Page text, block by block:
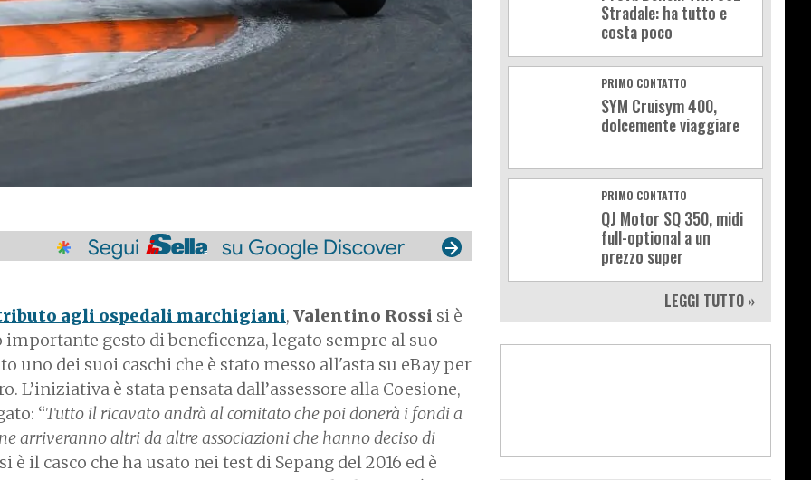
agli ospedali marchigiani, Valentino Rossi si è
gesto di beneficenza, legato sempre al suo
uno dei suoi caschi che è stato messo all'asta su eBay per
L’iniziativa è stata pensata dall’assessore alla Coesione,
“Tutto il ricavato andrà al comitato che poi donerà i fondi a
arriveranno altri da altre associazioni che hanno deciso di
è il casco che ha usato nei test di Sepang del 2016 ed è
Stradale: ha tutto e
costa poco
PRIMO CONTATTO
SYM Cruisym 400,
dolcemente viaggiare
PRIMO CONTATTO
QJ Motor SQ 350, midi
full-optional a un
prezzo super
LEGGI TUTTO »